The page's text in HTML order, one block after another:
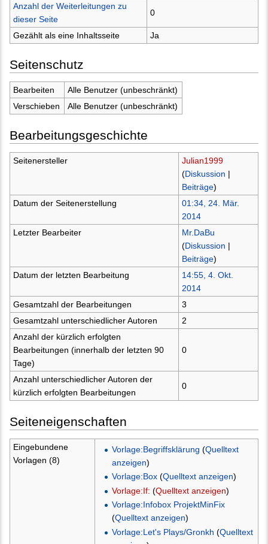
Anzahl der Weiterleitungen zu
dieser Seite
0
Gezählt als eine Inhaltsseite Ja
Seitenschutz
Bearbeiten
Alle Benutzer (unbeschränkt)
Verschieben
Alle Benutzer (unbeschränkt)
Bearbeitungsgeschichte
Seitenersteller
Julian1999
(Diskussion |
Beiträge)
Datum der Seitenerstellung
01:34, 24. Mär.
2014
Letzter Bearbeiter
Mr.DaBu
(Diskussion |
Beiträge)
Datum der letzten Bearbeitung
14:55, 4. Okt.
2014
Gesamtzahl der Bearbeitungen
3
Gesamtzahl unterschiedlicher Autoren
2
Anzahl der kürzlich erfolgten
Bearbeitungen (innerhalb der letzten 90
Tage)
0
Anzahl unterschiedlicher Autoren der
kürzlich erfolgten Bearbeitungen
0
Seiteneigenschaften
Eingebundene
Vorlagen (8)
Vorlage:Begriffsklärung (Quelltext
anzeigen)
Vorlage:Box(Quelltext anzeigen)
Vorlage:If: (Quelltext anzeigen)
Vorlage:Infobox ProjektMinFix
(Quelltext anzeigen)
Vorlage:Let's Plays/Gronkh (Quelltext